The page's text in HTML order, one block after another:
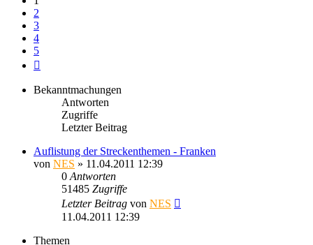
2
3
4
5
Bekanntmachungen
Antworten
Zugriffe
Letzter Beitrag
Auflistung der Streckenthemen - Franken
von NES » 11.04.2011 12:39
0 Antworten
51485 Zugriffe
Letzter Beitrag von NES
11.04.2011 12:39
Themen